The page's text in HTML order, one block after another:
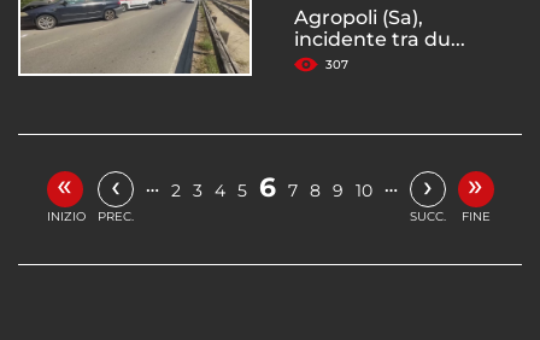
Agropoli (Sa),
incidente tra du...
307
«
INIZIO
‹
PREC.
… 2 3 4 5 6 7 8 9 10 … ›
SUCC.
»
FINE